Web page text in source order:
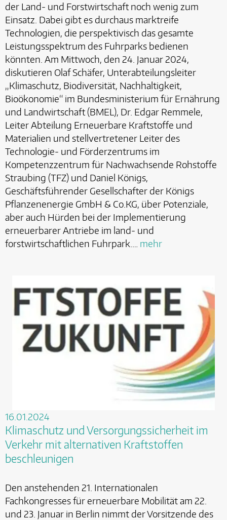
der Land- und Forstwirtschaft noch wenig zum
Einsatz. Dabei gibt es durchaus marktreife
Technologien, die perspektivisch das gesamte
Leistungsspektrum des Fuhrparks bedienen
könnten. Am Mittwoch, den 24. Januar 2024,
diskutieren Olaf Schäfer, Unterabteilungsleiter
„Klimaschutz, Biodiversität, Nachhaltigkeit,
Bioökonomie“ im Bundesministerium für Ernährung
und Landwirtschaft (BMEL), Dr. Edgar Remmele,
Leiter Abteilung Erneuerbare Kraftstoffe und
Materialien und stellvertretener Leiter des
Technologie- und Förderzentrums im
Kompetenzzentrum für Nachwachsende Rohstoffe
Straubing (TFZ) und Daniel Königs,
Geschäftsführender Gesellschafter der Königs
Pflanzenenergie GmbH & Co.KG, über Potenziale,
aber auch Hürden bei der Implementierung
erneuerbarer Antriebe im land- und
forstwirtschaftlichen Fuhrpark.… mehr
16.01.2024
Klimaschutz und Versorgungssicherheit im
Verkehr mit alternativen Kraftstoffen
beschleunigen
Den anstehenden 21. Internationalen
Fachkongresses für erneuerbare Mobilität am 22.
und 23. Januar in Berlin nimmt der Vorsitzende des